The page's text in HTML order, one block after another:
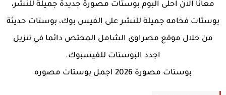
معانا الان احلى البوم بوستات مصورة جديدة جميلة للنشر،
بوستات فخامه جميلة للنشر على الفيس بوك، بوستات حديثة
من خلال موقع مصراوى الشامل المختص دائما في تنزيل
اجدد البوستات للفيسبوك.
بوستات مصورة 2026 اجمل بوستات مصوره